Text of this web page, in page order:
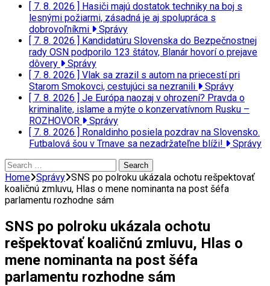
[ 7. 8. 2026 ] Hasiči majú dostatok techniky na boj s
lesnými požiarmi, zásadná je aj spolupráca s
dobrovoľníkmi
Správy
[ 7. 8. 2026 ] Kandidatúru Slovenska do Bezpečnostnej
rady OSN podporilo 123 štátov, Blanár hovorí o prejave
dôvery
Správy
[ 7. 8. 2026 ] Vlak sa zrazil s autom na priecestí pri
Starom Smokovci, cestujúci sa nezranili
Správy
[ 7. 8. 2026 ] Je Európa naozaj v ohrození? Pravda o
kriminalite, islame a mýte o konzervatívnom Rusku –
ROZHOVOR
Správy
[ 7. 8. 2026 ] Ronaldinho posiela pozdrav na Slovensko.
Futbalová šou v Trnave sa nezadržateľne blíži!
Správy
Search
for:
Home Správy SNS po polroku ukázala ochotu rešpektovať
koaličnú zmluvu, Hlas o mene nominanta na post šéfa
parlamentu rozhodne sám
SNS po polroku ukázala ochotu
rešpektovať koaličnú zmluvu, Hlas o
mene nominanta na post šéfa
parlamentu rozhodne sám